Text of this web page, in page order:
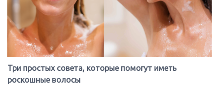
Три простых совета, которые помогут иметь
роскошные волосы